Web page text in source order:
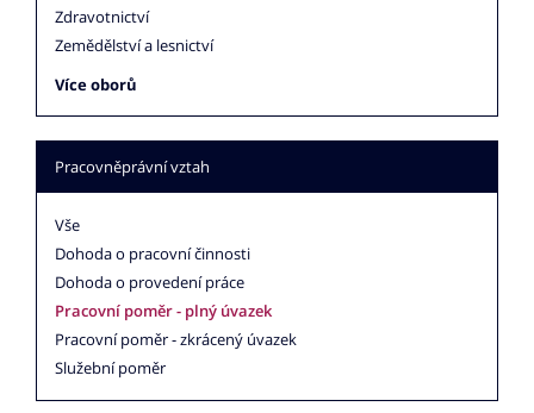
Zdravotnictví
Zemědělství a lesnictví
Více oborů
Pracovněprávní vztah
Vše
Dohoda o pracovní činnosti
Dohoda o provedení práce
Pracovní poměr - plný úvazek
Pracovní poměr - zkrácený úvazek
Služební poměr